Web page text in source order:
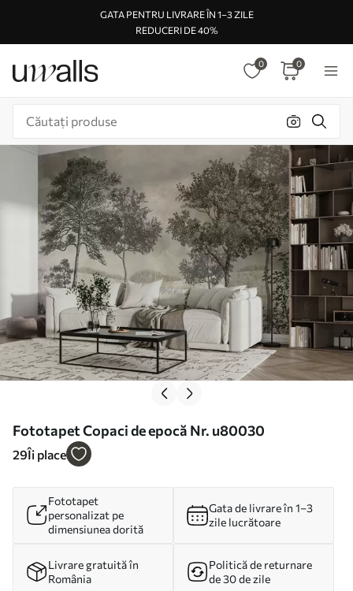
GATA PENTRU LIVRARE ÎN 1–3 ZILE
REDUCERI DE 40%
0 0
Fototapet Copaci de epocă Nr. u80030
29Îi place
Fototapet
personalizat pe
dimensiunea dorită
Gata de livrare în 1–3
zile lucrătoare
Livrare gratuită în
România
Politică de returnare
de 30 de zile